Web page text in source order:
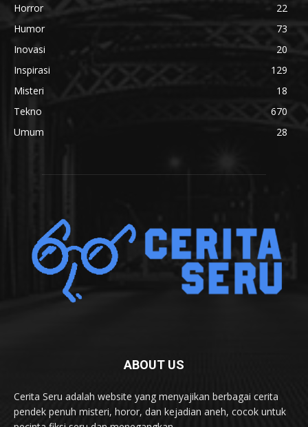
Horror
22
Humor
73
Inovasi
20
Inspirasi
129
Misteri
18
Tekno
670
Umum
28
ABOUT US
Cerita Seru adalah website yang menyajikan berbagai cerita
pendek penuh misteri, horor, dan kejadian aneh, cocok untuk